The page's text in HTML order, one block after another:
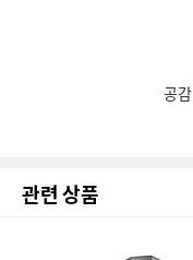
공감
관련 상품